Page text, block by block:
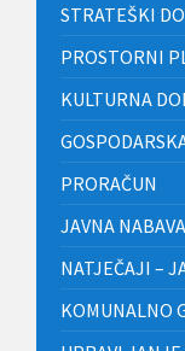
STRATEŠKI
PROSTORNI
KULTURNA
PRORAČUN
JAVNA NABAVA
NATJEČAJI –
KOMUNALNO